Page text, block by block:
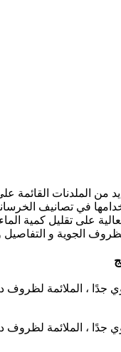
من الملدنات
في تصانيف
على تقليل كمية
الجوية و
جدًا ، الملائمة لظروف
جدًا ، الملائمة لظروف